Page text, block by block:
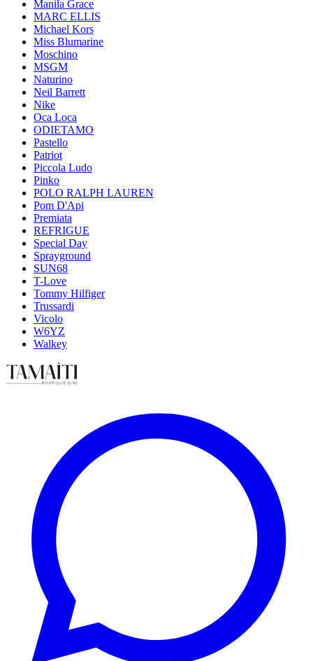
Manila Grace
MARC ELLIS
Michael Kors
Miss Blumarine
Moschino
MSGM
Naturino
Neil Barrett
Nike
Oca Loca
ODIETAMO
Pastello
Patriot
Piccola Ludo
Pinko
POLO RALPH LAUREN
Pom D'Api
Premiata
REFRIGUE
Special Day
Sprayground
SUN68
T-Love
Tommy Hilfiger
Trussardi
Vicolo
W6YZ
Walkey